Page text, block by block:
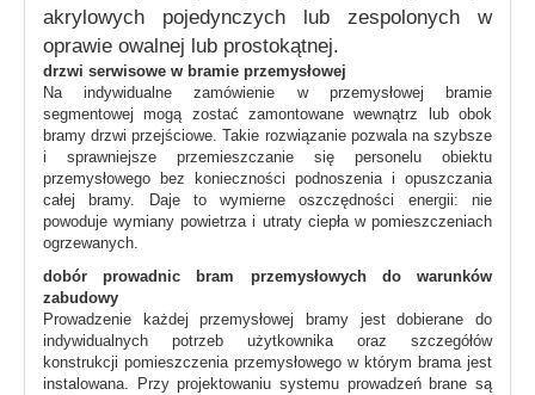
akrylowych pojedynczych lub zespolonych w
oprawie owalnej lub prostokątnej.
drzwi serwisowe w bramie przemysłowej
Na indywidualne zamówienie w przemysłowej bramie
segmentowej mogą zostać zamontowane wewnątrz lub obok
bramy drzwi przejściowe. Takie rozwiązanie pozwala na szybsze
i sprawniejsze przemieszczanie się personelu obiektu
przemysłowego bez konieczności podnoszenia i opuszczania
całej bramy. Daje to wymierne oszczędności energii: nie
powoduje wymiany powietrza i utraty ciepła w pomieszczeniach
ogrzewanych.
dobór prowadnic bram przemysłowych do warunków
zabudowy
Prowadzenie każdej przemysłowej bramy jest dobierane do
indywidualnych potrzeb użytkownika oraz szczegółów
konstrukcji pomieszczenia przemysłowego w którym brama jest
instalowana. Przy projektowaniu systemu prowadzeń brane są